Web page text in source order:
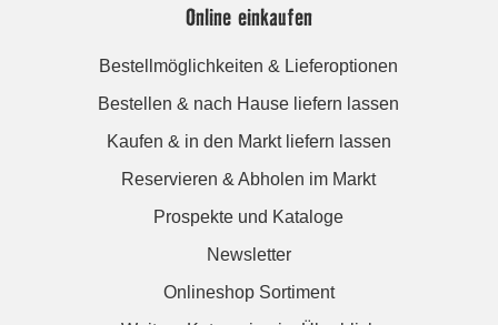
Online einkaufen
Bestellmöglichkeiten & Lieferoptionen
Bestellen & nach Hause liefern lassen
Kaufen & in den Markt liefern lassen
Reservieren & Abholen im Markt
Prospekte und Kataloge
Newsletter
Onlineshop Sortiment